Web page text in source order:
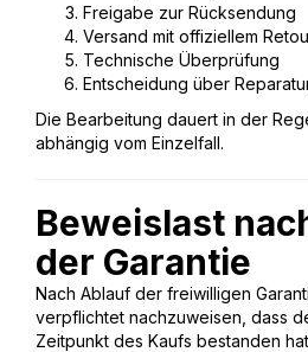
Freigabe zur Rücksendung
Versand mit offiziellem
Technische Überprüfung
Entscheidung über
Die Bearbeitung dauert in der
abhängig vom Einzelfall.
Beweislast
der Garantie
Nach Ablauf der freiwilligen
verpflichtet nachzuweisen, dass
Zeitpunkt des Kaufs bestanden